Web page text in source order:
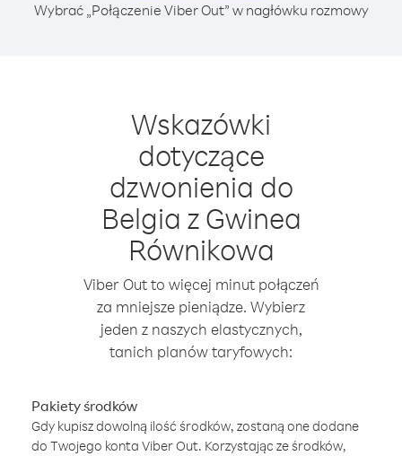
Wybrać „Połączenie Viber Out” w nagłówku rozmowy
Wskazówki
dotyczące
dzwonienia do
Belgia z Gwinea
Równikowa
Viber Out to więcej minut połączeń
za mniejsze pieniądze. Wybierz
jeden z naszych elastycznych,
tanich planów taryfowych:
Pakiety środków
Gdy kupisz dowolną ilość środków, zostaną one dodane
do Twojego konta Viber Out. Korzystając ze środków,